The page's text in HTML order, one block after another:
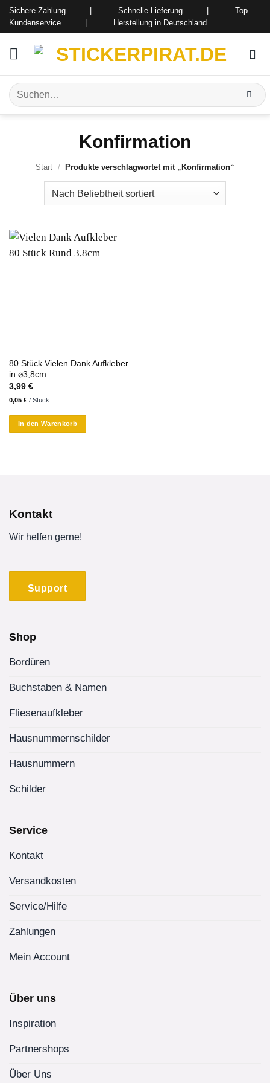
Zum
Inhalt
Sichere Zahlung | Schnelle Lieferung | Top
Kundenservice | Herstellung in Deutschland
Suchen
nach:
Konfirmation
Start / Produkte verschlagwortet mit „Konfirmation“
80 Stück Vielen Dank Aufkleber
in ⌀3,8cm
3,99 €
0,05 €/ Stück
In den Warenkorb
Kontakt
Wir helfen gerne!
Support
Shop
Bordüren
Buchstaben & Namen
Fliesenaufkleber
Hausnummernschilder
Hausnummern
Schilder
Service
Kontakt
Versandkosten
Service/Hilfe
Zahlungen
Mein Account
Über uns
Inspiration
Partnershops
Über Uns